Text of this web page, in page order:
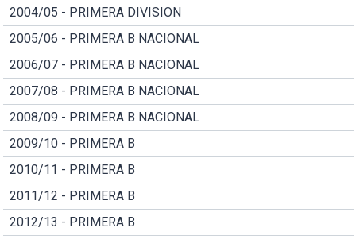
2004/05 - PRIMERA DIVISION
2005/06 - PRIMERA B NACIONAL
2006/07 - PRIMERA B NACIONAL
2007/08 - PRIMERA B NACIONAL
2008/09 - PRIMERA B NACIONAL
2009/10 - PRIMERA B
2010/11 - PRIMERA B
2011/12 - PRIMERA B
2012/13 - PRIMERA B